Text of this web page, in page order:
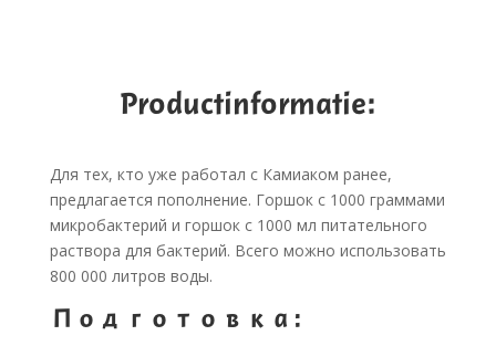
Productinformatie:
Для тех, кто уже работал с Камиаком ранее,
предлагается пополнение. Горшок с 1000 граммами
микробактерий и горшок с 1000 мл питательного
раствора для бактерий. Всего можно использовать
800 000 литров воды.
Подготовка: